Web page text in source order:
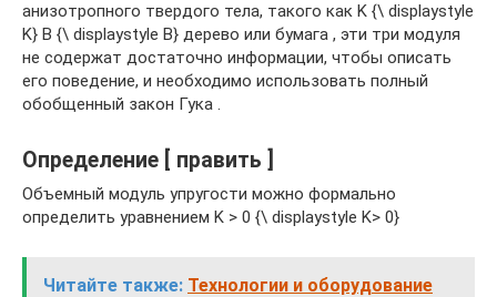
анизотропного твердого тела, такого как K {\ displaystyle
K} B {\ displaystyle B} дерево или бумага , эти три модуля
не содержат достаточно информации, чтобы описать
его поведение, и необходимо использовать полный
обобщенный закон Гука .
Определение [ править ]
Объемный модуль упругости можно формально
определить уравнением K > 0 {\ displaystyle K> 0}
Читайте также: Технологии и оборудование